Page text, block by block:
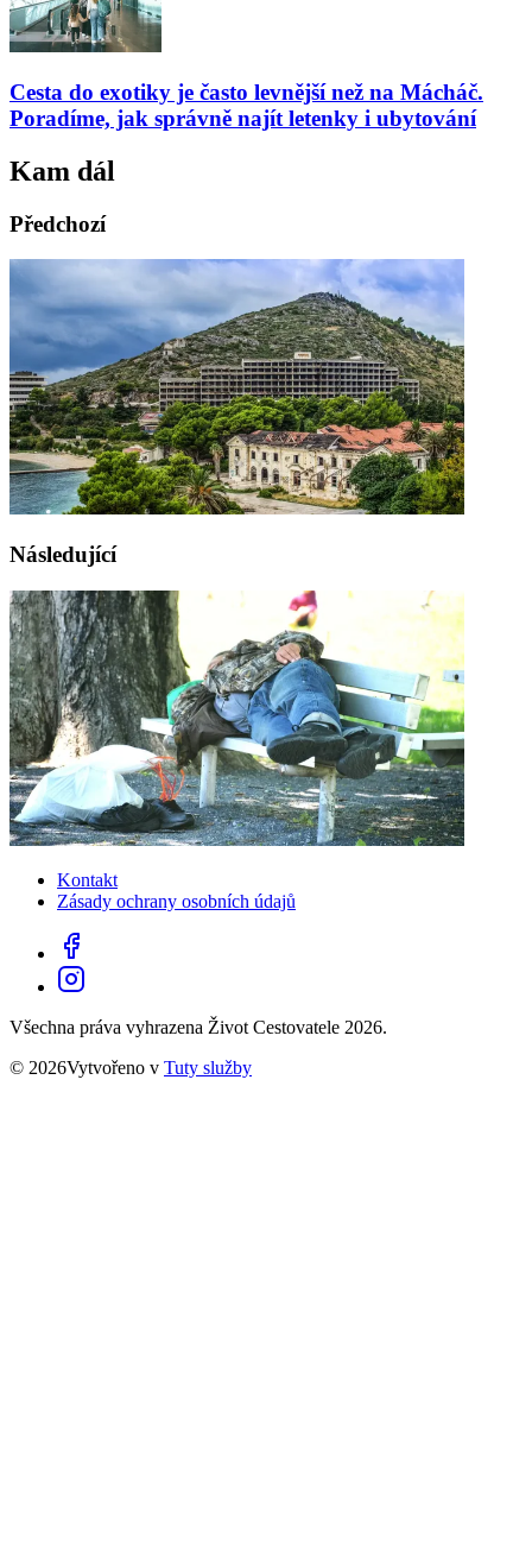
Cesta do exotiky je často levnější než na Mácháč.
Poradíme, jak správně najít letenky i ubytování
Kam dál
Předchozí
Následující
Kontakt
Zásady ochrany osobních údajů
Všechna práva vyhrazena Život Cestovatele 2026.
© 2026Vytvořeno v Tuty služby